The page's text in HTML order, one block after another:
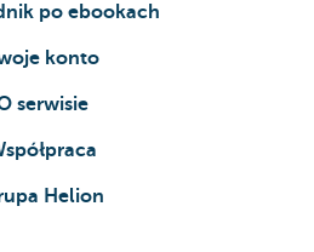
po ebookach
konto
serwisie
Helion